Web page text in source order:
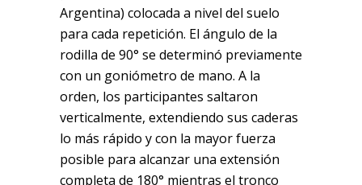
Argentina) colocada a nivel del suelo
para cada repetición. El ángulo de la
rodilla de 90° se determinó previamente
con un goniómetro de mano. A la
orden, los participantes saltaron
verticalmente, extendiendo sus caderas
lo más rápido y con la mayor fuerza
posible para alcanzar una extensión
completa de 180° mientras el tronco